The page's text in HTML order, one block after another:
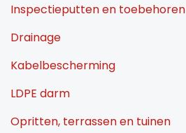
Inspectieputten en toebehoren
Drainage
Kabelbescherming
LDPE darm
Opritten, terrassen en tuinen